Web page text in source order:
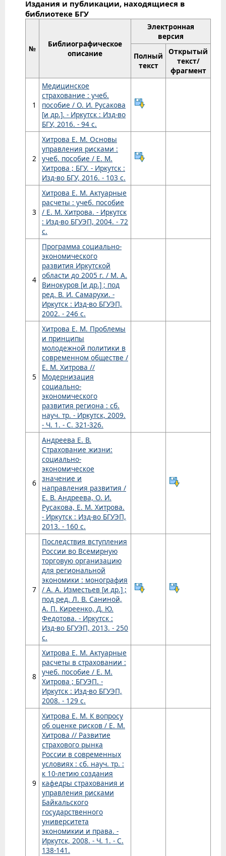
Издания и публикации, находящиеся в
библиотеке БГУ
№
Библиографическое
описание
Электронная
версия
Полный
текст
Открытый
текст/
фрагмент
1
Медицинское
страхование : учеб.
пособие / О. И. Русакова
[и др.]. - Иркутск : Изд-во
БГУ, 2016. - 94 с.
2
Хитрова Е. М. Основы
управления рисками :
учеб. пособие / Е. М.
Хитрова ; БГУ. - Иркутск :
Изд-во БГУ, 2016. - 103 с.
3
Хитрова Е. М. Актуарные
расчеты : учеб. пособие
/ Е. М. Хитрова. - Иркутск
: Изд-во БГУЭП, 2004. - 72
с.
4
Программа социально-
экономического
развития Иркутской
области до 2005 г. / М. А.
Винокуров [и др.] ; под
ред. В. И. Самарухи. -
Иркутск : Изд-во БГУЭП,
2002. - 246 с.
5
Хитрова Е. М. Проблемы
и принципы
молодежной политики в
современном обществе /
Е. М. Хитрова //
Модернизация
социально-
экономического
развития региона : сб.
науч. тр. - Иркутск, 2009.
- Ч. 1. - С. 321-326.
6
Андреева Е. В.
Страхование жизни:
социально-
экономическое
значение и
направления развития /
Е. В. Андреева, О. И.
Русакова, Е. М. Хитрова.
- Иркутск : Изд-во БГУЭП,
2013. - 160 с.
7
Последствия вступления
России во Всемирную
торговую организацию
для региональной
экономики : монография
/ А. А. Изместьев [и др.] ;
под ред. Л. В. Саниной,
А. П. Киреенко, Д. Ю.
Федотова. - Иркутск :
Изд-во БГУЭП, 2013. - 250
с.
8
Хитрова Е. М. Актуарные
расчеты в страховании :
учеб. пособие / Е. М.
Хитрова ; БГУЭП. -
Иркутск : Изд-во БГУЭП,
2008. - 129 с.
9
Хитрова Е. М. К вопросу
об оценке рисков / Е. М.
Хитрова // Развитие
страхового рынка
России в современных
условиях : сб. науч. тр. :
к 10-летию создания
кафедры страхования и
управления рисками
Байкальского
государственного
университета
экономикии и права. -
Иркутск, 2008. - Ч. 1. - С.
138-141.